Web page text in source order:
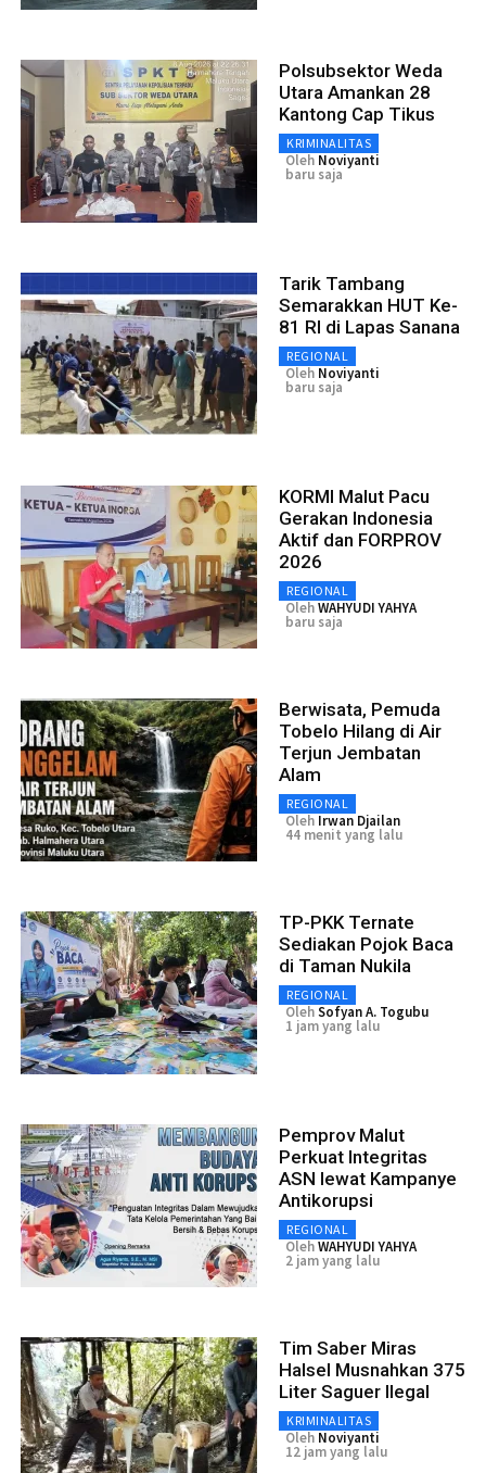
Polsubsektor Weda
Utara Amankan 28
Kantong Cap Tikus
KRIMINALITAS
Oleh Noviyanti
baru saja
Tarik Tambang
Semarakkan HUT Ke-
81 RI di Lapas Sanana
REGIONAL
Oleh Noviyanti
baru saja
KORMI Malut Pacu
Gerakan Indonesia
Aktif dan FORPROV
2026
REGIONAL
OlehWAHYUDI YAHYA
baru saja
Berwisata, Pemuda
Tobelo Hilang di Air
Terjun Jembatan
Alam
REGIONAL
Oleh Irwan Djailan
44 menit yang lalu
TP-PKK Ternate
Sediakan Pojok Baca
di Taman Nukila
REGIONAL
OlehSofyan A. Togubu
1 jam yang lalu
Pemprov Malut
Perkuat Integritas
ASN lewat Kampanye
Antikorupsi
REGIONAL
OlehWAHYUDI YAHYA
2 jam yang lalu
Tim Saber Miras
Halsel Musnahkan 375
Liter Saguer Ilegal
KRIMINALITAS
Oleh Noviyanti
12 jam yang lalu